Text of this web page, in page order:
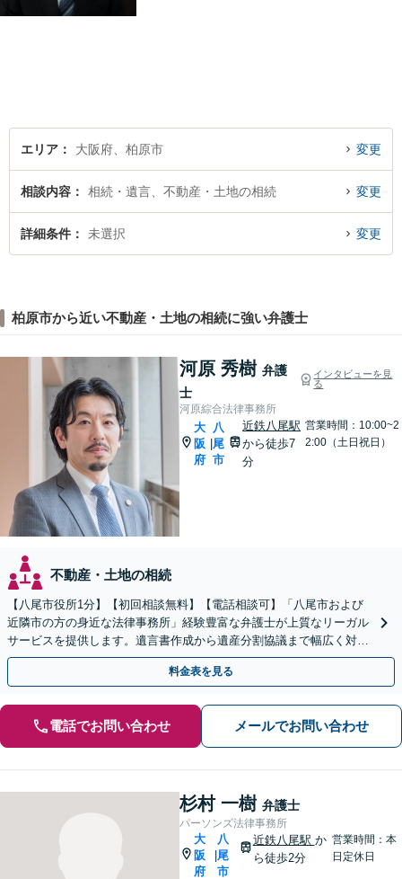
エリア 大阪府、柏原市 変更
相談内容 相続・遺言、不動産・土地の相続 変更
詳細条件 未選択 変更
柏原市から近い不動産・土地の相続に強い弁護士
河原 秀樹 弁護
士
インタビューを見
る
河原綜合法律事務所
大
阪
府
八
尾
市
近鉄八尾駅
から徒歩7
分
営業時間：10:00~2
2:00（土日祝日）
不動産・土地の相続
【八尾市役所1分】【初回相談無料】【電話相談可】「八尾市および
近隣市の方の身近な法律事務所」経験豊富な弁護士が上質なリーガル
サービスを提供します。遺言書作成から遺産分割協議まで幅広く対応
「他士業と連携してスムーズな解決」【休日・夜間相談可】
料金表を見る
電話でお問い合わせ メールでお問い合わせ
杉村 一樹 弁護士
パーソンズ法律事務所
大
阪
府
八
尾
市
近鉄八尾駅 か
ら徒歩2分
営業時間：本
日定休日